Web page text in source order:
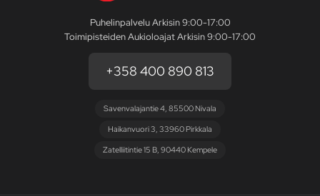
Puhelinpalvelu Arkisin 9:00-17:00
Toimipisteiden Aukioloajat Arkisin 9:00-17:00
+358 400 890 813
Savenvalajantie 4, 85500 Nivala
Haikanvuori 3, 33960 Pirkkala
Zatelliitintie 15 B, 90440 Kempele